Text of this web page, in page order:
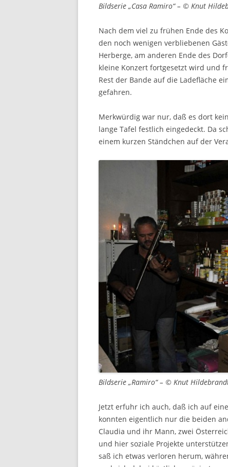
Bildserie „Casa Ramiro“ – © Knut
Nach dem viel zu frühen Ende des
den noch wenigen verbliebenen
Herberge, am anderen Ende des
kleine Konzert fortgesetzt wird und
Rest der Bande auf die Ladefläche
gefahren.
Merkwürdig war nur, daß es dort
lange Tafel festlich eingedeckt. Da
einem kurzen Ständchen auf der
Bildserie „Ramiro“ – © Knut
Jetzt erfuhr ich auch, daß ich auf
konnten eigentlich nur die beiden
Claudia und ihr Mann, zwei
und hier soziale Projekte
saß ich etwas verloren herum,